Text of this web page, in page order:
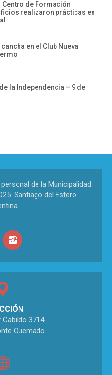
Centro de Formación
realizaron prácticas en
en el Club Nueva
la Independencia – 9 de
de la Municipalidad
Santiago del Estero.
Cabildo 3714
Quemado